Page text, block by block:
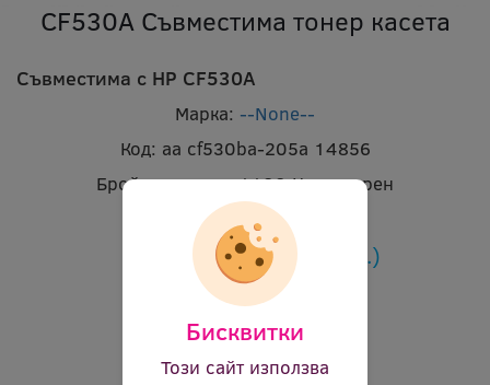
CF530A Съвместима тонер касета
Съвместима с HP CF530A
Марка: --None--
Код: aa cf530ba-205a 14856
Брой страници: 1100Цвят: черен
В наличност:
18.42 €(36.03 лв.)
Бисквитки
Този сайт използва